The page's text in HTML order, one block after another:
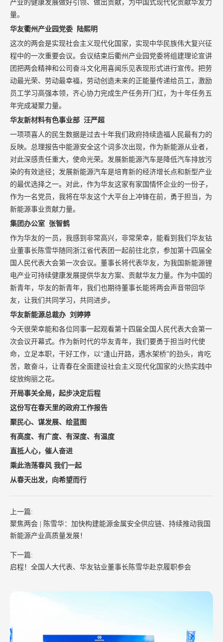
产业的健康发展做好引领、做出贡献，为中国式现代化贡献华友力
量。
华友衢州产业园党委 陆熙明
这次的两会是实现社会主义现代化国家，实现中华民族伟大复兴征
程中的一次重要会议。会议结束后衢州产业园党委将组建理论宣讲
团把两会精神和公司奋斗文化用喜闻乐见表现形式进行宣传。把劳
动最光荣、劳动最幸福，劳动创造未来的正能量传递给员工，激励
员工学习高强本领，齐心协力完成生产任务开门红，为十年任务五
年完成凝聚力量。
华友新材料有色事业部 汪严超
一项项喜人的民生数据是过去十年我们政府持续造福人民最有力的
反映。总理报告中能源安全这个词多次出现，作为新能源从业者，
对此深感责任重大，使命光荣。发展新能源汽车是降低汽车排放污
染的有效途径；发展新能源汽车是培育新的经济增长点和新型产业
的最优选择之一。对此，作为华友这家有家国情怀企业的一份子，
作为一名党员，我将在华友这个大平台上冲锋在前，勇于担当，为
新能源事业贡献力量。
集团办公室 张智鹤
作为华友的一员，我感到非常高兴，非常荣幸，能看到我们华友钴
业董事长陈雪华随同浙江省代表团一起前往北京，参加第十四届全
国人民代表大会第一次会议。董事长将代表华友，为我国新能源锂
电产业可持续健康发展提供华友方案、贡献华友力量。作为中国的
新青年，华友的新青年，我们也期待董事长能将两会声音带回华
友，让我们共同学习，共同进步。
华友新能源总裁办 刘婷婷
今天很荣幸能和各位同事一起观看第十四届全国人民代表大会第一
次会议开幕式。作为新时代的华友青年，我们要勇于担当时代使
命，立足本职，干好工作，以“逢山开路，遇水架桥”的劲头，肯吃
苦，敢奋斗，让青春在全面建设社会主义现代化国家的火热实践中
绽放绚丽之花。
开局事关全局，起步决定后程
这份写在春天里的政府工作报告
聚民心、谋发展、绘蓝图
有高度、有广度、有深度、有温度
直抵人心，催人奋进
乘此浩荡春风 我们一起
从春天出发，向希望而行
上一篇:
聚焦两会 | 陈雪华：加快构建能源金属安全供应链、持续推动我国
新能源产业高质量发展！
下一篇:
启程！全国人大代表、华友钴业董事长陈雪华赴京履职参会